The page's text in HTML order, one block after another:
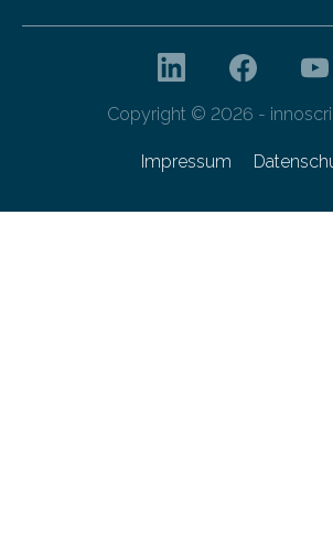
Copyright © 2026 -
Impressum